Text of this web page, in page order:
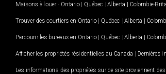
Maisons à louer - Ontario | Québec | Alberta | Colombie-
Trouver des courtiers en Ontario | Québec | Alberta |
Parcourir les bureaux en Ontario | Québec | Alberta |
Afficher les propriétés résidentielles au Canada | Dernières
Les informations des propriétés sur ce site proviennent